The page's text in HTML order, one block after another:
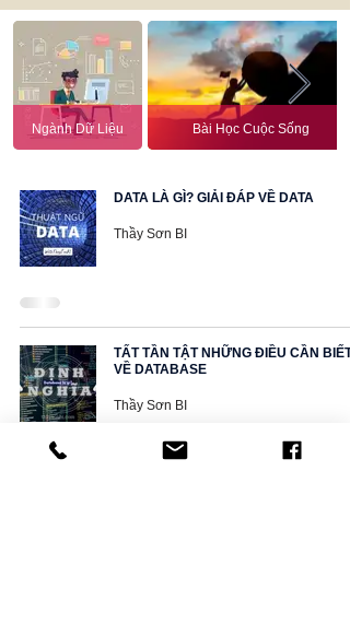
Ngành Dữ Liệu Bài Học Cuộc Sống
DATA LÀ GÌ? GIẢI ĐÁP VỀ DATA
Thầy Sơn BI
TẤT TẦN TẬT NHỮNG ĐIỀU CẦN BIẾT
VỀ DATABASE
Thầy Sơn BI